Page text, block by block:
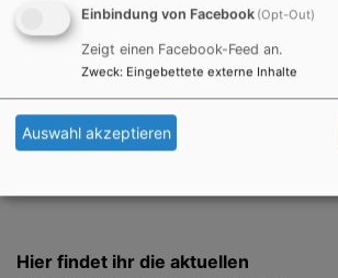
Für EK-Sprecher gibt es FAQs und eine
Anwesenheitsliste
Hier findet ihr die aktuellen
Einbindung von Facebook (Opt-Out)
Zeigt einen Facebook-Feed an.
Zweck: Eingebettete externe Inhalte
Auswahl akzeptieren